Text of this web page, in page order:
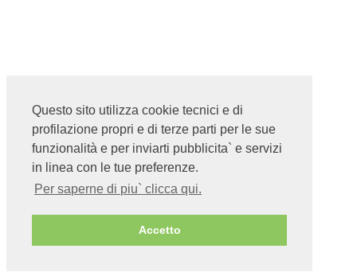
Questo sito utilizza cookie tecnici e di
profilazione propri e di terze parti per le sue
funzionalità e per inviarti pubblicita` e servizi
in linea con le tue preferenze.
Per saperne di piu` clicca qui.
Accetto